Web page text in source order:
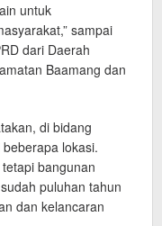
untuk
sampai
dari Daerah
Baamang dan
di bidang
lokasi.
bangunan
puluhan tahun
dan kelancaran